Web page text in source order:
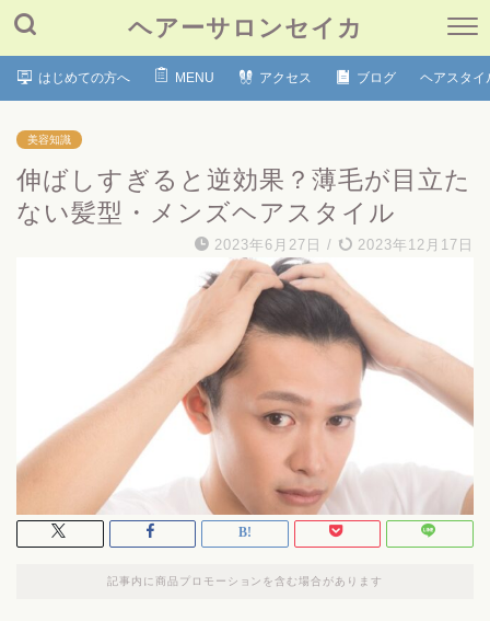
ヘアーサロンセイカ
はじめての方へ MENU アクセス ブログ ヘアスタイ
美容知識
伸ばしすぎると逆効果？薄毛が目立た
ない髪型・メンズヘアスタイル
2023年6月27日 / 2023年12月17日
記事内に商品プロモーションを含む場合があります